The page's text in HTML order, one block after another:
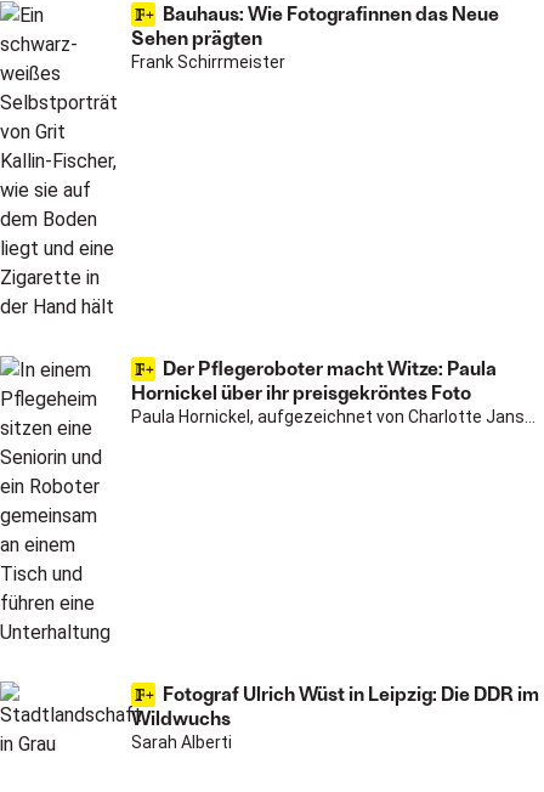
Bauhaus: Wie Fotografinnen das Neue
Sehen prägten
Frank Schirrmeister
Der Pflegeroboter macht Witze: Paula
Hornickel über ihr preisgekröntes Foto
Fotograf Ulrich Wüst in Leipzig: Die DDR im
Wildwuchs
Sarah Alberti